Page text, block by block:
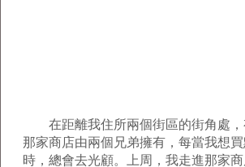
在距離我住所兩個街區的街角處，
那家商店由兩個兄弟擁有，每當我想
時，總會去光顧。上周，我走進那家